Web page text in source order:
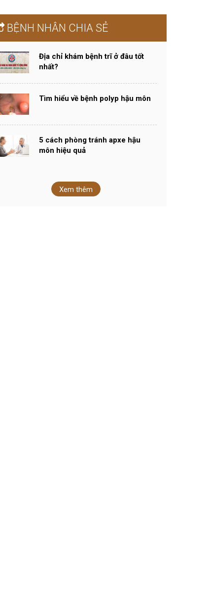
BỆNH NHÂN CHIA SẺ
Địa chỉ khám bệnh trĩ ở đâu tốt
nhất?
Tìm hiểu về bệnh polyp hậu môn
5 cách phòng tránh apxe hậu
môn hiệu quả
Xem thêm